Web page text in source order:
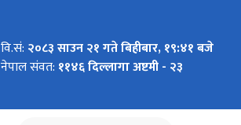
वि.सं: २०८३ साउन २१ गते बिहीबार, १९:४१ बजे
नेपाल संवत: ११४६ दिल्लागा अष्टमी - २३